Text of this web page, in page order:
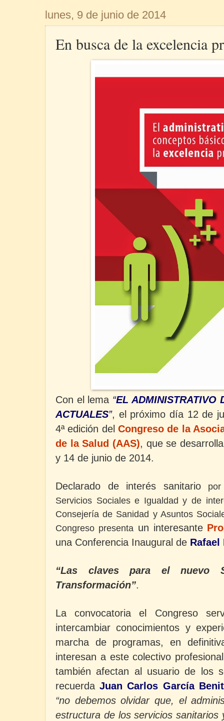
lunes, 9 de junio de 2014
En busca de la excelencia
Con el lema “EL ADMINISTRATIVO
ACTUALES”, el próximo día 12 de
4ª edición delCongreso de la
de la Salud (AAS), que se
y 14 de junio de 2014.
Declarado de interés sanitario
Servicios Sociales e Igualdad y de
Consejería de Sanidad y Asuntos
Congreso presenta un interesante
una Conferencia Inaugural de Rafael
“Las claves para el nuevo
Transformación”.
La convocatoria el Congreso
intercambiar conocimientos y
marcha de programas, en
interesan a este colectivo
también afectan al usuario de los
recuerdaJuan Carlos García
“no debemos olvidar que, el
estructura de los servicios